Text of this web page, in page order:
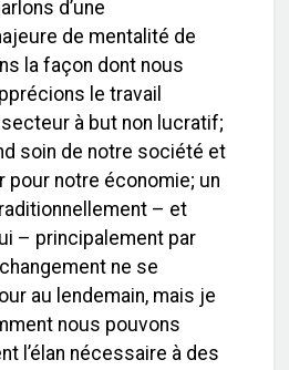
d’une
de mentalité de
la façon dont nous
le travail
à but non lucratif;
soin de notre société et
pour notre économie; un
– et
– principalement par
ne se
au lendemain, mais je
nous pouvons
l’élan nécessaire à des